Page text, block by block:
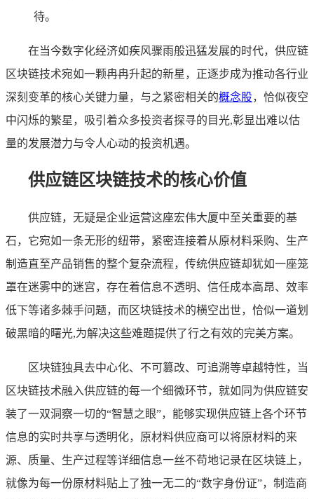
待。
在当今数字化经济如疾风骤雨般迅猛发展的时代，供应链
区块链技术宛如一颗冉冉升起的新星，正逐步成为推动各行业
深刻变革的核心关键力量，与之紧密相关的概念股，恰似夜空
中闪烁的繁星，吸引着众多投资者探寻的目光,彰显出难以估
量的发展潜力与令人心动的投资机遇。
供应链区块链技术的核心价值
供应链，无疑是企业运营这座宏伟大厦中至关重要的基
石，它宛如一条无形的纽带，紧密连接着从原材料采购、生产
制造直至产品销售的整个复杂流程，传统供应链却犹如一座笼
罩在迷雾中的迷宫，存在着信息不透明、信任成本高昂、效率
低下等诸多棘手问题，而区块链技术的横空出世，恰似一道划
破黑暗的曙光,为解决这些难题提供了行之有效的完美方案。
区块链独具去中心化、不可篡改、可追溯等卓越特性，当
区块链技术融入供应链的每一个细微环节，就如同为供应链安
装了一双洞察一切的“智慧之眼”，能够实现供应链上各个环节
信息的实时共享与透明化，原材料供应商可以将原材料的来
源、质量、生产过程等详细信息一丝不苟地记录在区块链上，
就像为每一份原材料贴上了独一无二的“数字身份证”，制造商